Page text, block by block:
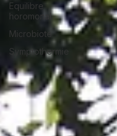
Equilibre
horomonal
Microbiote
Symptothermie